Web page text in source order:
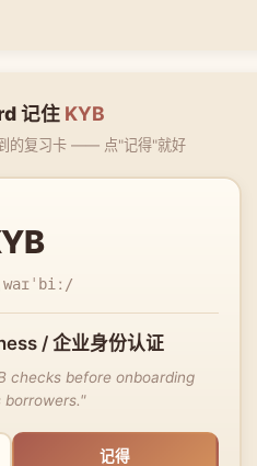
记住 KYB
的复习卡 —— 点"记得"就好
/ 企业身份认证
checks before onboarding
borrowers."
记得